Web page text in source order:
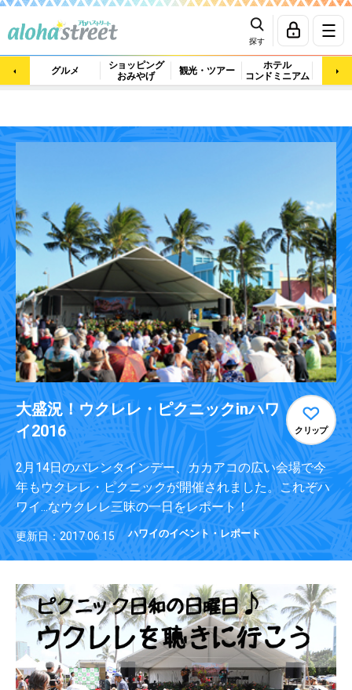
探す
グルメ
ショッピング
おみやげ
観光・ツアー
ホテル
コンドミニアム
マッ
大盛況！ウクレレ・ピクニックinハワ
イ2016
クリップ
2月14日のバレンタインデー、カカアコの広い会場で今
年もウクレレ・ピクニックが開催されました。これぞハ
ワイ...なウクレレ三昧の一日をレポート！
更新日：2017.06.15 ハワイのイベント・レポート